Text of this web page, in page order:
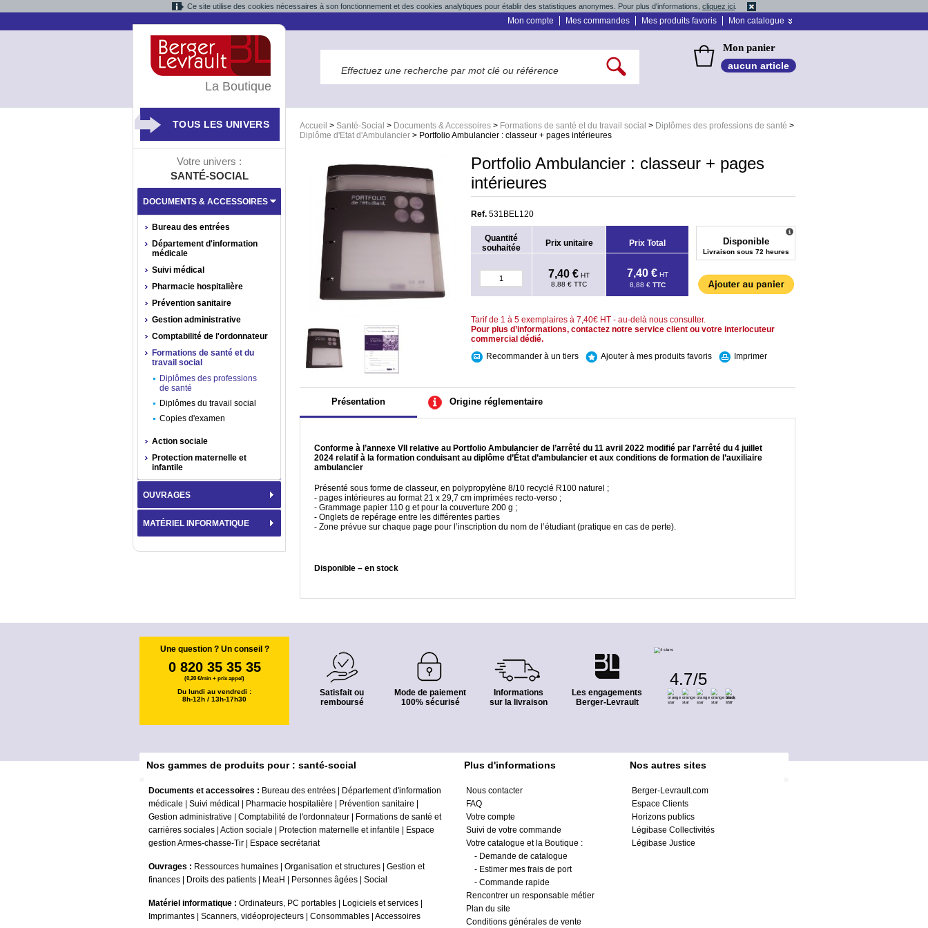
Ce site utilise des cookies nécessaires à son fonctionnement et des cookies analytiques pour établir des statistiques anonymes. Pour plus d'informations, cliquez ici
Mon compte Mes commandes Mes produits favoris Mon catalogue
Mon panier
aucun article
Accueil > Santé-Social > Documents & Accessoires > Formations de santé et du travail social > Diplômes des professions de santé >
Diplôme d'Etat d'Ambulancier > Portfolio Ambulancier : classeur + pages intérieures
Portfolio Ambulancier : classeur + pages
intérieures
Ref. 531BEL120
Quantité
souhaitée
Prix unitaire Prix Total
7,40 € HT
8,88 € TTC
7,40 € HT
8,88 € TTC
Disponible
Livraison sous 72 heures
Tarif de 1 à 5 exemplaires à 7,40€ HT - au-delà nous consulter.
Pour plus d’informations, contactez notre service client ou votre interlocuteur
commercial dédié.
Recommander à un tiers
Ajouter à mes produits favoris Imprimer
Présentation Origine réglementaire
Conforme à l’annexe VII relative au Portfolio Ambulancier de l’arrêté du 11 avril 2022 modifié par l'arrêté du 4 juillet
2024 relatif à la formation conduisant au diplôme d’État d’ambulancier et aux conditions de formation de l’auxiliaire
ambulancier
Présenté sous forme de classeur, en polypropylène 8/10 recyclé R100 naturel ;
- pages intérieures au format 21 x 29,7 cm imprimées recto-verso ;
- Grammage papier 110 g et pour la couverture 200 g ;
- Onglets de repérage entre les différentes parties
- Zone prévue sur chaque page pour l’inscription du nom de l’étudiant (pratique en cas de perte).
Disponible – en stock
La Boutique
TOUS LES UNIVERS
Votre univers :
SANTÉ-SOCIAL
DOCUMENTS & ACCESSOIRES
Bureau des entrées
Département d'information
médicale
Suivi médical
Pharmacie hospitalière
Prévention sanitaire
Gestion administrative
Comptabilité de l'ordonnateur
Formations de santé et du
travail social
Diplômes des professions
de santé
Diplômes du travail social
Copies d'examen
Action sociale
Protection maternelle et
infantile
OUVRAGES
MATÉRIEL INFORMATIQUE
Une question ? Un conseil ?
0 820 35 35 35
(0,20 €/min + prix appel)
Du lundi au vendredi :
8h-12h / 13h-17h30
Satisfait ou
remboursé
Mode de paiement
100% sécurisé
Informations
sur la livraison
Les engagements
Berger-Levrault
4.7/5
Nos gammes de produits pour : santé-social
Documents et accessoires : Bureau des entrées
Département d'information
médicale
Suivi médical Pharmacie hospitalière Prévention sanitaire
Gestion administrative
Comptabilité de l'ordonnateur
Formations de santé et
carrières sociales Action sociale Protection maternelle et infantile
Espace
gestion Armes-chasse-Tir
Espace secrétariat
Ouvrages : Ressources humaines Organisation et structures
Gestion et
finances
Droits des patients MeaH Personnes âgées Social
Matériel informatique : Ordinateurs, PC portables Logiciels et services
Imprimantes
Scanners, vidéoprojecteurs Consommables Accessoires
Plus d'informations
Nous contacter
FAQ
Votre compte
Suivi de votre commande
Votre catalogue et la Boutique :
- Demande de catalogue
- Estimer mes frais de port
- Commande rapide
Rencontrer un responsable métier
Plan du site
Conditions générales de vente
Nos autres sites
Berger-Levrault.com
Espace Clients
Horizons publics
Légibase Collectivités
Légibase Justice